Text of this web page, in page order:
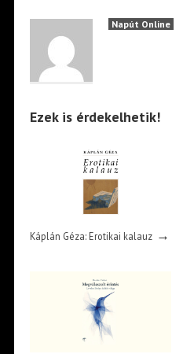
Napút Online
Ezek is érdekelhetik!
Káplán Géza: Erotikai kalauz→